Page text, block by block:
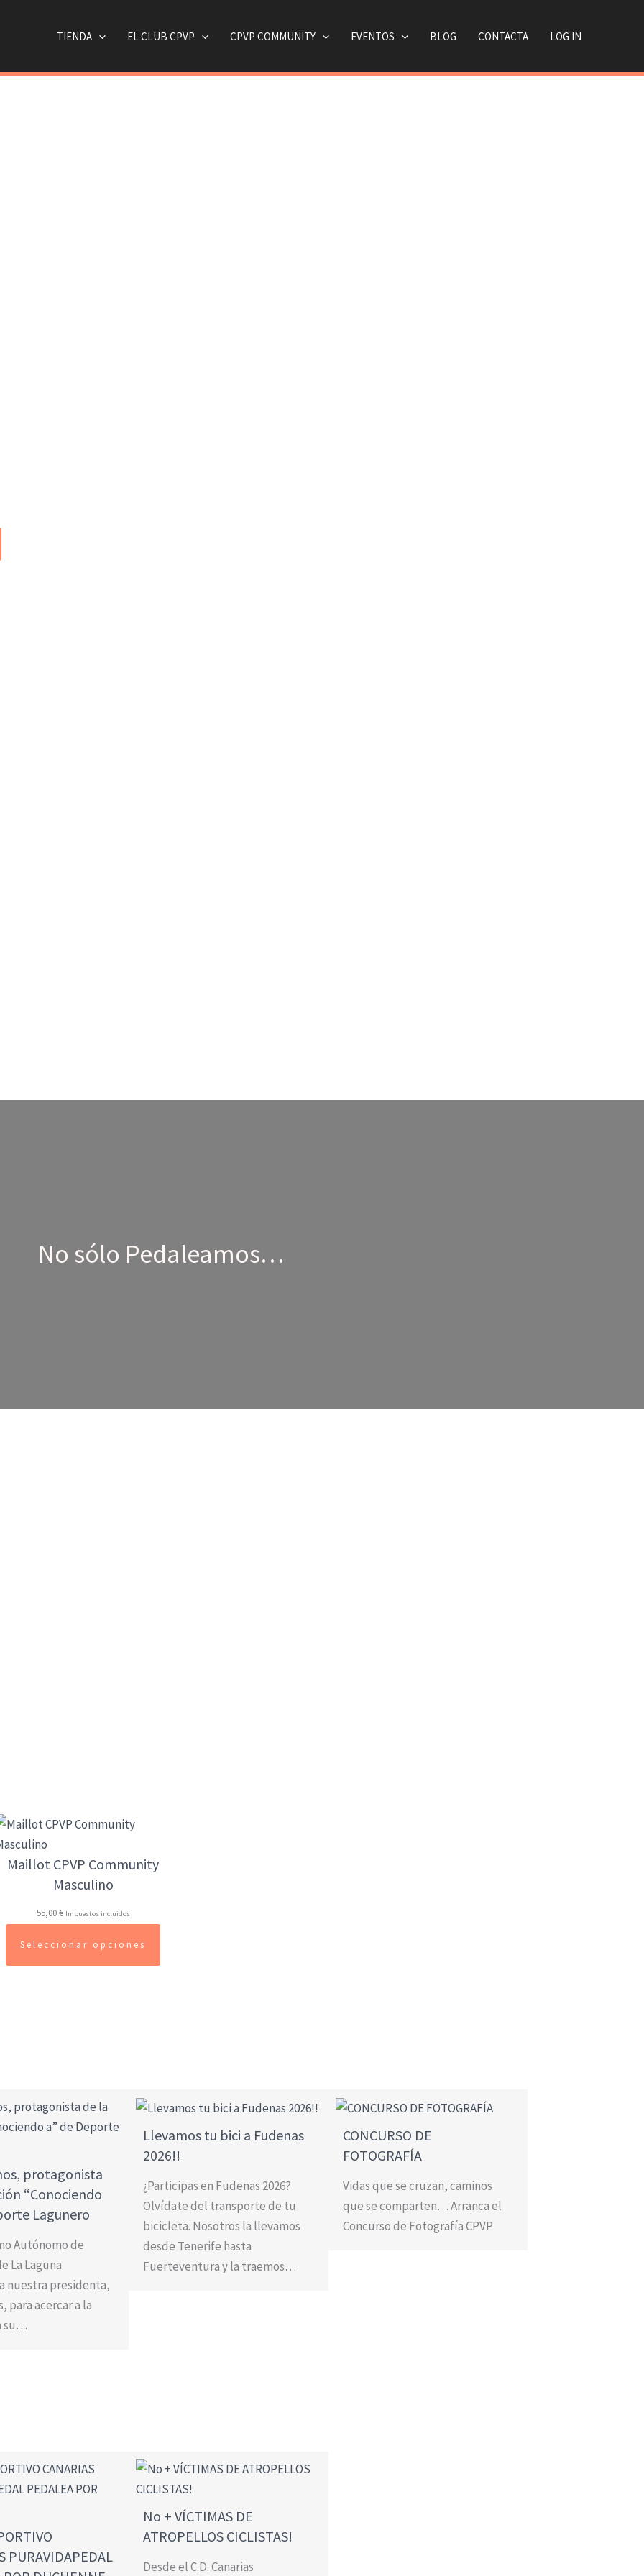
TIENDA EL CLUB CPVP CPVP COMMUNITY EVENTOS BLOG CONTACTA LOG IN
No sólo Pedaleamos…
Maillot CPVP Community
Masculino
55,00€ Impuestos incluidos
Seleccionar opciones
protagonista
“Conociendo
Lagunero
Autónomo de
La Laguna
nuestra presidenta,
para acercar a la
su…
Llevamos tu bici a Fudenas
2026!!
¿Participas en Fudenas 2026?
Olvídate del transporte de tu
bicicleta. Nosotros la llevamos
desde Tenerife hasta
Fuerteventura y la traemos…
CONCURSO DE
FOTOGRAFÍA
Vidas que se cruzan, caminos
que se comparten… Arranca el
Concurso de Fotografía CPVP
PURAVIDAPEDAL
No + VÍCTIMAS DE
ATROPELLOS CICLISTAS!
Desde el C.D. Canarias